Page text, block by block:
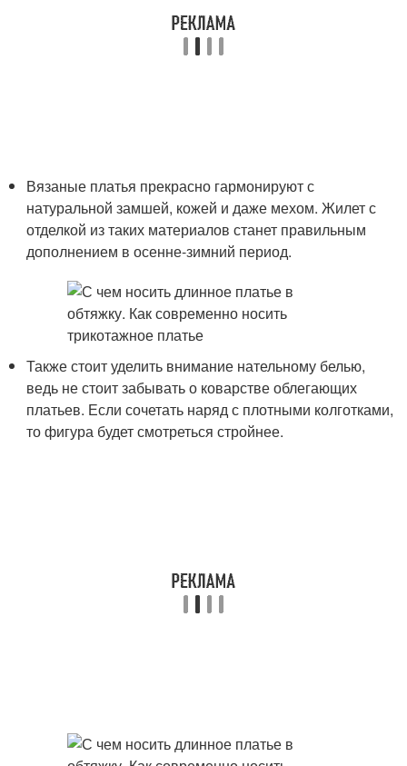
Вязаные платья прекрасно гармонируют с
натуральной замшей, кожей и даже мехом. Жилет с
отделкой из таких материалов станет правильным
дополнением в осенне-зимний период.
Также стоит уделить внимание нательному белью,
ведь не стоит забывать о коварстве облегающих
платьев. Если сочетать наряд с плотными колготками,
то фигура будет смотреться стройнее.